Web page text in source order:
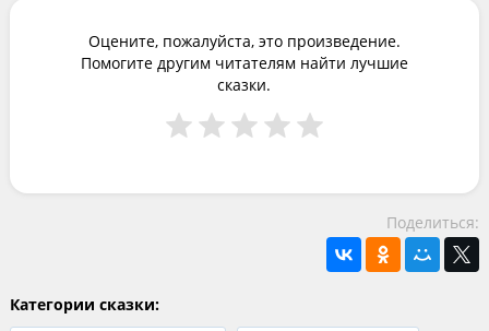
Оцените, пожалуйста, это произведение.
Помогите другим читателям найти лучшие
сказки.
Поделиться:
Категории сказки: